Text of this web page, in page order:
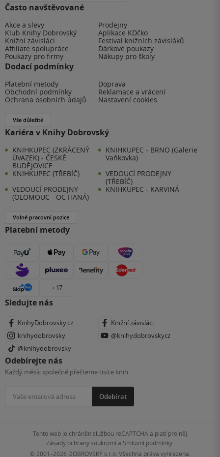
Často navštěvované
Akce a slevy
Prodejny
Klub Knihy Dobrovský
Aplikace KDčko
Knižní závisláci
Festival knižních závisláků
Affiliate spolupráce
Dárkové poukazy
Poukazy pro firmy
Nákupy pro školy
Dodací podmínky
Platební metody
Doprava
Obchodní podmínky
Reklamace a vrácení
Ochrana osobních údajů
Nastavení cookies
Vše důležité
Kariéra v Knihy Dobrovský
KNIHKUPEC (ZKRÁCENÝ
ÚVAZEK) - ČESKÉ
BUDĚJOVICE
KNIHKUPEC - BRNO (Galerie
Vaňkovka)
KNIHKUPEC (TŘEBÍČ)
VEDOUCÍ PRODEJNY
(TŘEBÍČ)
VEDOUCÍ PRODEJNY
(OLOMOUC - OC HANÁ)
KNIHKUPEC - KARVINÁ
Volné pracovní pozice
Platební metody
+ 17
Sledujte nás
KnihyDobrovsky.cz
Knižní závisláci
knihydobrovsky
@knihydobrovskycz
@knihydobrovsky
Odebírejte nás
Každý měsíc společně přečteme tisíce knih
Odebírat
Tento web je chráněn službou reCAPTCHA a platí pro něj
Zásady ochrany soukromía Smluvní podmínky
© 2001–2026 DOBROVSKÝ s.r.o. Všechna práva vyhrazena.